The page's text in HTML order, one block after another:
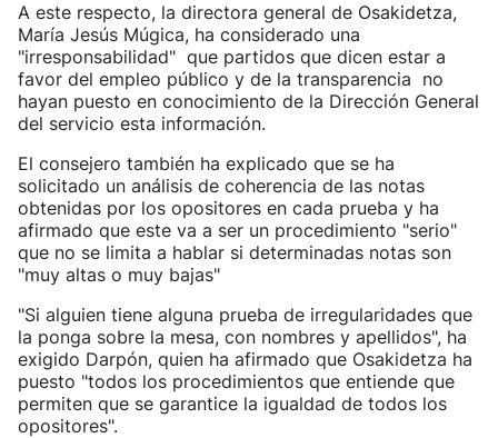
A este respecto, la directora general de Osakidetza,
María Jesús Múgica, ha considerado una
"irresponsabilidad" que partidos que dicen estar a
favor del empleo público y de la transparencia no
hayan puesto en conocimiento de la Dirección General
del servicio esta información.
El consejero también ha explicado que se ha
solicitado un análisis de coherencia de las notas
obtenidas por los opositores en cada prueba y ha
afirmado que este va a ser un procedimiento "serio"
que no se limita a hablar si determinadas notas son
"muy altas o muy bajas"
"Si alguien tiene alguna prueba de irregularidades que
la ponga sobre la mesa, con nombres y apellidos", ha
exigido Darpón, quien ha afirmado que Osakidetza ha
puesto "todos los procedimientos que entiende que
permiten que se garantice la igualdad de todos los
opositores".